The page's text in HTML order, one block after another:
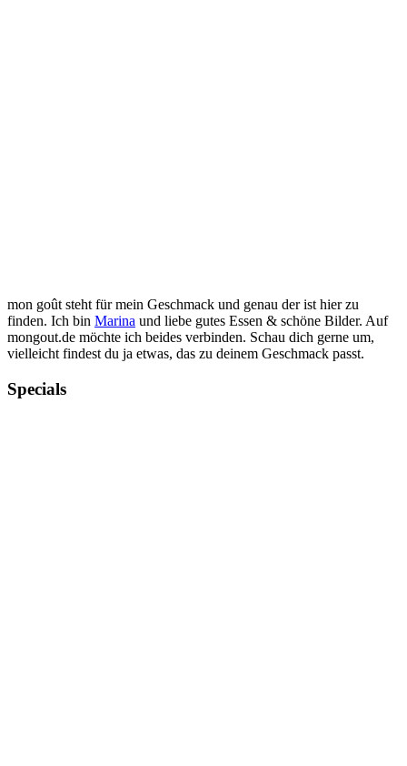
mon goût steht für mein Geschmack und genau der ist hier zu
finden. Ich bin Marina und liebe gutes Essen & schöne Bilder. Auf
mongout.de möchte ich beides verbinden. Schau dich gerne um,
vielleicht findest du ja etwas, das zu deinem Geschmack passt.
Specials